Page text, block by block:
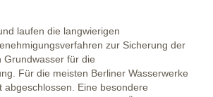
laufen die langwierigen
zur Sicherung der
Grundwasser für die
Für die meisten Berliner Wasserwerke
abgeschlossen. Eine besondere